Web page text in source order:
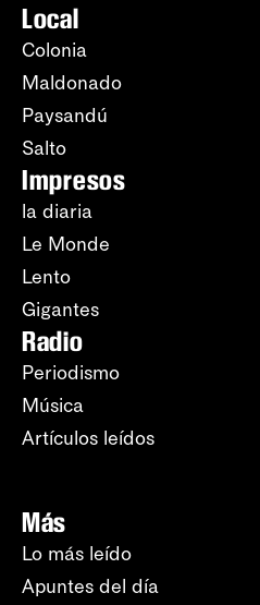
Local
Colonia
Maldonado
Paysandú
Salto
Impresos
la diaria
Le Monde
Lento
Gigantes
Radio
Periodismo
Música
Artículos leídos
Más
Lo más leído
Apuntes del día